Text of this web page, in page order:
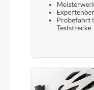
Probefahrt
Teststrecke